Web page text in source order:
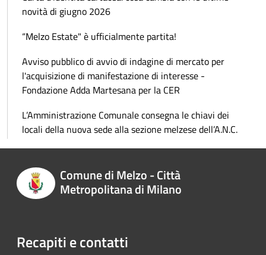
novità di giugno 2026
“Melzo Estate" è ufficialmente partita!
Avviso pubblico di avvio di indagine di mercato per
l'acquisizione di manifestazione di interesse -
Fondazione Adda Martesana per la CER
L’Amministrazione Comunale consegna le chiavi dei
locali della nuova sede alla sezione melzese dell’A.N.C.
Comune di Melzo - Città
Metropolitana di Milano
Recapiti e contatti